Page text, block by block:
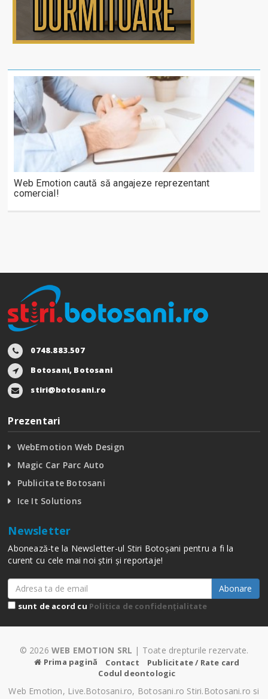
Web Emotion caută să angajeze reprezentant
comercial!
0748.883.507
Botosani, Botosani
stiri@botosani.ro
Prezentari
WebEmotion Web Design
Magic Car Parc Auto
Publicitate Botosani
Ice It Solutions
Newsletter
Abonează-te la Newsletter-ul Stiri Botoșani pentru a fi la
curent cu cele mai noi știri și reportaje!
Abonare
sunt de acord cu Politica de confidențialitate
© 2026 WEB EMOTION SRL | Toate drepturile rezervate.
Prima pagină Contact
Publicitate / Rate card
Codul deontologic
Web Emotion, Live.Botosani.ro, Botosani.ro Stiri.Botosani.ro si